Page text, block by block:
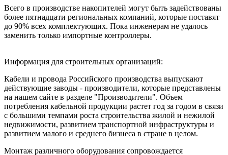
Всего в производстве накопителей могут быть задействованы
более пятнадцати региональных компаний, которые поставят
до 90% всех комплектующих. Пока инженерам не удалось
заменить только импортные контроллеры.
Информация для строительных организаций:
Кабели и провода Российского производства выпускают
действующие заводы - производители, которые представлены
на нашем сайте в разделе "Производители". Объем
потребления кабельной продукции растет год за годом в связи
с большими темпами роста строительства жилой и нежилой
недвижимости, развитием транспортной инфраструктуры и
развитием малого и среднего бизнеса в стране в целом.
Монтаж различного оборудования сопровождается